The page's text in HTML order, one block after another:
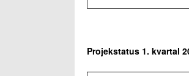
Projekstatus 1. kvartal